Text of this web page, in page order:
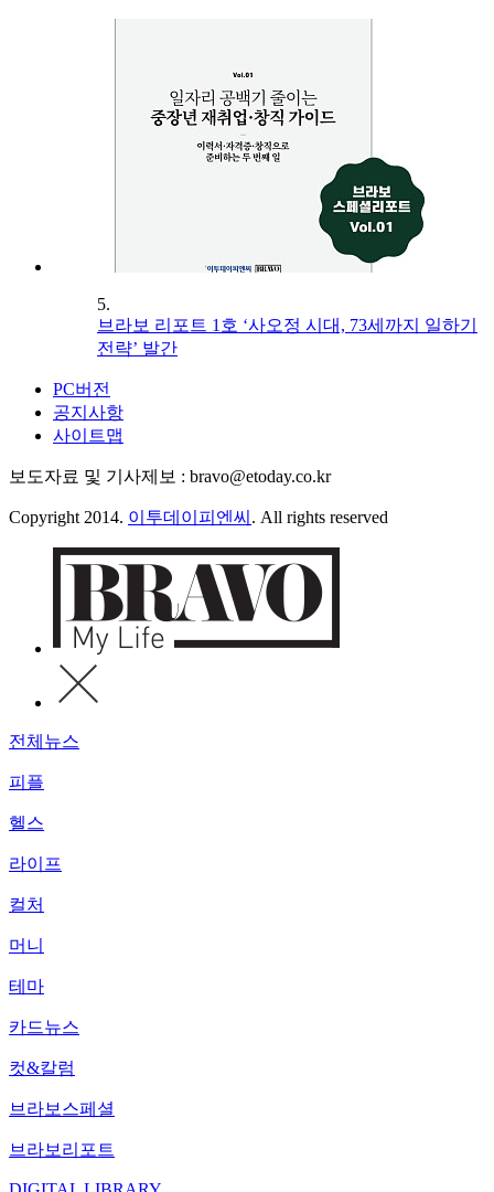
5.
브라보 리포트 1호 ‘사오정 시대, 73세까지 일하기
전략’ 발간
PC버전
공지사항
사이트맵
보도자료 및 기사제보 : bravo@etoday.co.kr
Copyright 2014. 이투데이피엔씨 . All rights reserved
전체뉴스
피플
헬스
라이프
컬처
머니
테마
카드뉴스
컷&칼럼
브라보스페셜
브라보리포트